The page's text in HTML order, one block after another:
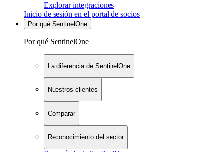
Explorar integraciones
Inicio de sesión en el portal de socios
Por qué SentinelOne
Por qué SentinelOne
La diferencia de SentinelOne
Nuestros clientes
Comparar
Reconocimiento del sector